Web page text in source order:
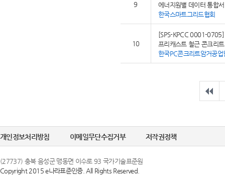
9
에너지원별 데이터 통합
한국스마트그리드협회
10
[SPS-KPCC 0001-0705]
프리캐스트 철근 콘크리
한국PC콘크리트암거공업
개인정보처리방침 이메일무단수집거부 저작권정책
(27737) 충북 음성군 맹동면 이수로 93 국가기술표준원
Copyright 2015 e나라표준인증. All Rights Reserved.